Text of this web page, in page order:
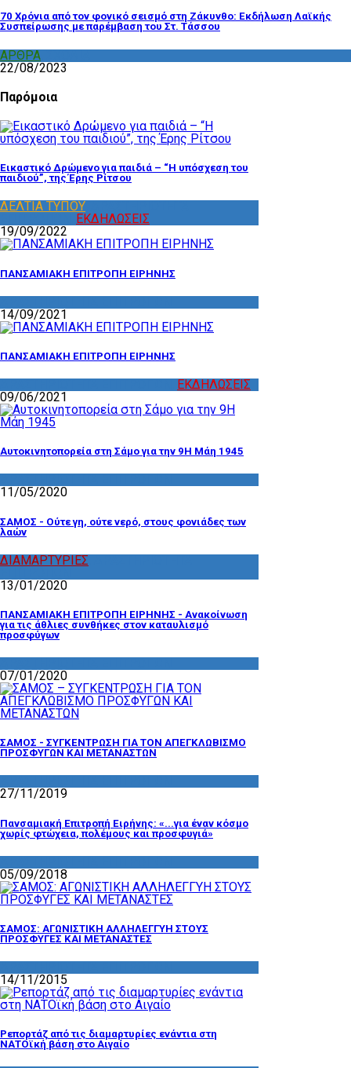
70 Χρόνια από τον φονικό σεισμό στη Ζάκυνθο: Εκδήλωση Λαϊκής
Συσπείρωσης με παρέμβαση του Στ. Τάσσου
ΑΡΘΡΑ
22/08/2023
Παρόμοια
Εικαστικό Δρώμενο για παιδιά – “Η υπόσχεση του
παιδιού”, της Έρης Ρίτσου
ΔΕΛΤΙΑ ΤΥΠΟΥ
ΕΚΔΗΛΩΣΕΙΣ
19/09/2022
ΠΑΝΣΑΜΙΑΚΗ ΕΠΙΤΡΟΠΗ ΕΙΡΗΝΗΣ
14/09/2021
ΠΑΝΣΑΜΙΑΚΗ ΕΠΙΤΡΟΠΗ ΕΙΡΗΝΗΣ
ΕΚΔΗΛΩΣΕΙΣ
09/06/2021
Αυτοκινητοπορεία στη Σάμο για την 9Η Μάη 1945
11/05/2020
ΣΑΜΟΣ - Ούτε γη, ούτε νερό, στους φονιάδες των
λαών
ΔΙΑΜΑΡΤΥΡΙΕΣ
13/01/2020
ΠΑΝΣΑΜΙΑΚΗ ΕΠΙΤΡΟΠΗ ΕΙΡΗΝΗΣ - Ανακοίνωση
για τις άθλιες συνθήκες στον καταυλισμό
προσφύγων
07/01/2020
ΣΑΜΟΣ - ΣΥΓΚΕΝΤΡΩΣΗ ΓΙΑ ΤΟΝ ΑΠΕΓΚΛΩΒΙΣΜΟ
ΠΡΟΣΦΥΓΩΝ ΚΑΙ ΜΕΤΑΝΑΣΤΩΝ
27/11/2019
Πανσαμιακή Επιτροπή Ειρήνης: «...για έναν κόσμο
χωρίς φτώχεια, πολέμους και προσφυγιά»
05/09/2018
ΣΑΜΟΣ: ΑΓΩΝΙΣΤΙΚΗ ΑΛΛΗΛΕΓΓΥΗ ΣΤΟΥΣ
ΠΡΟΣΦΥΓΕΣ ΚΑΙ ΜΕΤΑΝΑΣΤΕΣ
14/11/2015
Ρεπορτάζ από τις διαμαρτυρίες ενάντια στη
ΝΑΤΟϊκή βάση στο Αιγαίο